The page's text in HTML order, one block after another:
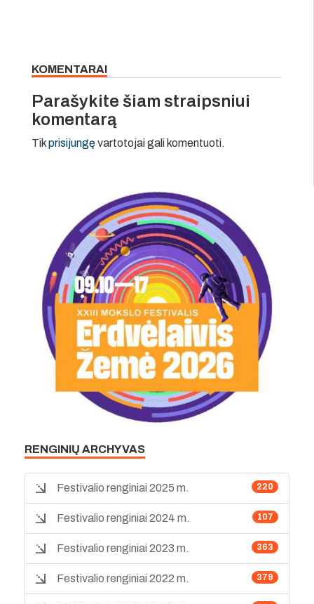
KOMENTARAI
Parašykite šiam straipsniui
komentarą
Tikprisijungęvartotojai gali komentuoti.
RENGINIŲ ARCHYVAS
220
Festivalio renginiai 2025 m.
107
Festivalio renginiai 2024 m.
363
Festivalio renginiai 2023 m.
379
Festivalio renginiai 2022 m.